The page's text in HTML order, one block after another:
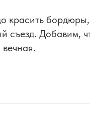
красить
съезд. Добавим,